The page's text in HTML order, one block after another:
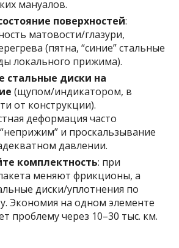
мануалов.
поверхностей:
матовости/глазури,
(пятна, “синие” стальные
локального прижима).
стальные диски на
(щупом/индикатором, в
от конструкции).
деформация часто
и проскальзывание
давлении.
комплектность: при
меняют фрикционы, а
диски/уплотнения по
Экономия на одном элементе
проблему через 10–30 тыс. км.